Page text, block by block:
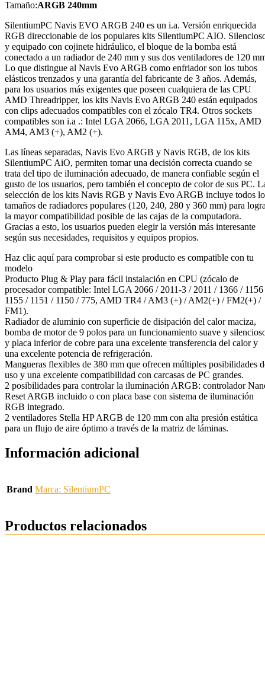
Tamaño:ARGB 240mm
SilentiumPC Navis EVO ARGB 240 es un i.a. Versión enriquecida
RGB direccionable de los populares kits SilentiumPC AIO.
y equipado con cojinete hidráulico, el bloque de la bomba está
conectado a un radiador de 240 mm y sus dos ventiladores de 120
Lo que distingue al Navis Evo ARGB como enfriador son los tubos
elásticos trenzados y una garantía del fabricante de 3 años. Además,
para los usuarios más exigentes que poseen cualquiera de las CPU
AMD Threadripper, los kits Navis Evo ARGB 240 están equipados
con clips adecuados compatibles con el zócalo TR4. Otros sockets
compatibles son i.a .: Intel LGA 2066, LGA 2011, LGA 115x, AMD
AM4, AM3 (+), AM2 (+).
Las líneas separadas, Navis Evo ARGB y Navis RGB, de los kits
SilentiumPC AiO, permiten tomar una decisión correcta cuando se
trata del tipo de iluminación adecuado, de manera confiable según el
gusto de los usuarios, pero también el concepto de color de sus PC.
selección de los kits Navis RGB y Navis Evo ARGB incluye todos
tamaños de radiadores populares (120, 240, 280 y 360 mm) para
la mayor compatibilidad posible de las cajas de la computadora.
Gracias a esto, los usuarios pueden elegir la versión más interesante
según sus necesidades, requisitos y equipos propios.
Haz clic aquí para comprobar si este producto es compatible con tu
modelo
Producto Plug & Play para fácil instalación en CPU (zócalo de
procesador compatible: Intel LGA 2066 / 2011-3 / 2011 / 1366 / 1156
1155 / 1151 / 1150 / 775, AMD TR4 / AM3 (+) / AM2(+) / FM2(+) /
FM1).
Radiador de aluminio con superficie de disipación del calor maciza,
bomba de motor de 9 polos para un funcionamiento suave y
y placa inferior de cobre para una excelente transferencia del calor y
una excelente potencia de refrigeración.
Mangueras flexibles de 380 mm que ofrecen múltiples posibilidades
uso y una excelente compatibilidad con carcasas de PC grandes.
2 posibilidades para controlar la iluminación ARGB: controlador
Reset ARGB incluido o con placa base con sistema de iluminación
RGB integrado.
2 ventiladores Stella HP ARGB de 120 mm con alta presión estática
para un flujo de aire óptimo a través de la matriz de láminas.
Información adicional
Brand Marca: SilentiumPC
Productos relacionados